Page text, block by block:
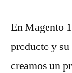
En Magento
producto y
creamos un